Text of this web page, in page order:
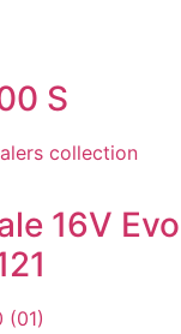
S
16V Evo